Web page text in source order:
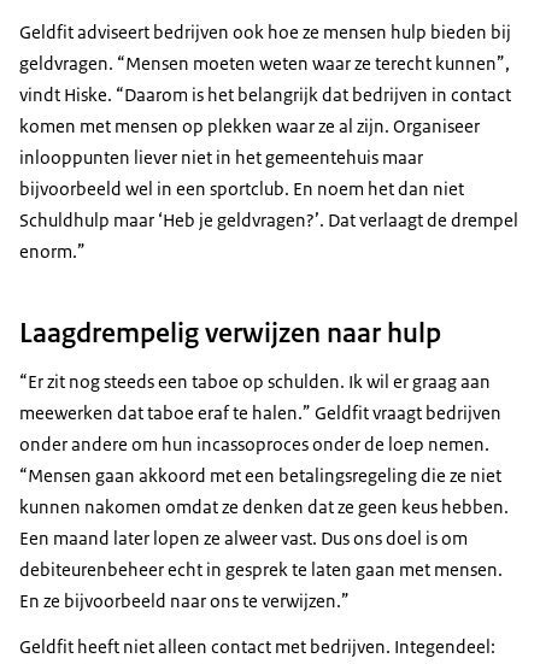
Geldfit adviseert bedrijven ook hoe ze mensen hulp bieden bij
geldvragen. “Mensen moeten weten waar ze terecht kunnen”,
vindt Hiske. “Daarom is het belangrijk dat bedrijven in contact
komen met mensen op plekken waar ze al zijn. Organiseer
inlooppunten liever niet in het gemeentehuis maar
bijvoorbeeld wel in een sportclub. En noem het dan niet
Schuldhulp maar ‘Heb je geldvragen?’. Dat verlaagt de drempel
enorm.”
Laagdrempelig verwijzen naar hulp
“Er zit nog steeds een taboe op schulden. Ik wil er graag aan
meewerken dat taboe eraf te halen.” Geldfit vraagt bedrijven
onder andere om hun incassoproces onder de loep nemen.
“Mensen gaan akkoord met een betalingsregeling die ze niet
kunnen nakomen omdat ze denken dat ze geen keus hebben.
Een maand later lopen ze alweer vast. Dus ons doel is om
debiteurenbeheer echt in gesprek te laten gaan met mensen.
En ze bijvoorbeeld naar ons te verwijzen.”
Geldfit heeft niet alleen contact met bedrijven. Integendeel: